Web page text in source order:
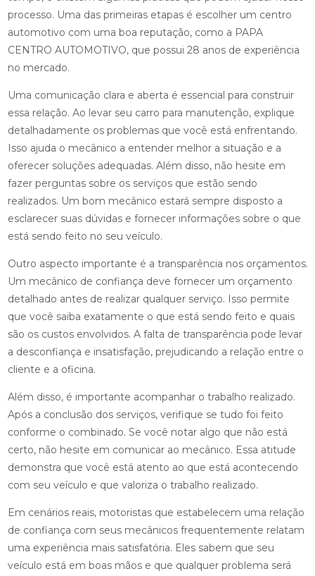
processo. Uma das primeiras etapas é escolher um centro
automotivo com uma boa reputação, como a PAPA
CENTRO AUTOMOTIVO, que possui 28 anos de experiência
no mercado.
Uma comunicação clara e aberta é essencial para construir
essa relação. Ao levar seu carro para manutenção, explique
detalhadamente os problemas que você está enfrentando.
Isso ajuda o mecânico a entender melhor a situação e a
oferecer soluções adequadas. Além disso, não hesite em
fazer perguntas sobre os serviços que estão sendo
realizados. Um bom mecânico estará sempre disposto a
esclarecer suas dúvidas e fornecer informações sobre o que
está sendo feito no seu veículo.
Outro aspecto importante é a transparência nos orçamentos.
Um mecânico de confiança deve fornecer um orçamento
detalhado antes de realizar qualquer serviço. Isso permite
que você saiba exatamente o que está sendo feito e quais
são os custos envolvidos. A falta de transparência pode levar
a desconfiança e insatisfação, prejudicando a relação entre o
cliente e a oficina.
Além disso, é importante acompanhar o trabalho realizado.
Após a conclusão dos serviços, verifique se tudo foi feito
conforme o combinado. Se você notar algo que não está
certo, não hesite em comunicar ao mecânico. Essa atitude
demonstra que você está atento ao que está acontecendo
com seu veículo e que valoriza o trabalho realizado.
Em cenários reais, motoristas que estabelecem uma relação
de confiança com seus mecânicos frequentemente relatam
uma experiência mais satisfatória. Eles sabem que seu
veículo está em boas mãos e que qualquer problema será